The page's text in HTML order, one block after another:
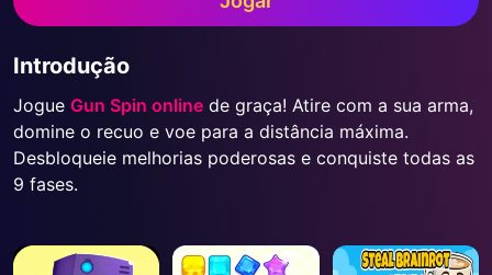
Introdução
Jogue Gun Spin online de graça! Atire com a sua arma,
domine o recuo e voe para a distância máxima.
Desbloqueie melhorias poderosas e conquiste todas as
9 fases.